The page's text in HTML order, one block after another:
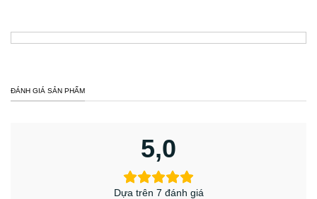
ĐÁNH GIÁ SẢN PHẨM
5,0
Dựa trên 7 đánh giá